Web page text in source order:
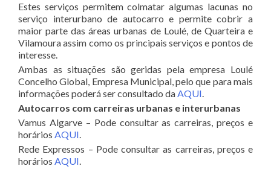
Estes serviços permitem colmatar algumas lacunas no
serviço interurbano de autocarro e permite cobrir a
maior parte das áreas urbanas de Loulé, de Quarteira e
Vilamoura assim como os principais serviços e pontos de
interesse.
Ambas as situações são geridas pela empresa Loulé
Concelho Global, Empresa Municipal, pelo que para mais
informações poderá ser consultado daAQUI.
Autocarros com carreiras urbanas e interurbanas
Vamus Algarve – Pode consultar as carreiras, preços e
horários AQUI.
Rede Expressos – Pode consultar as carreiras, preços e
horários AQUI.